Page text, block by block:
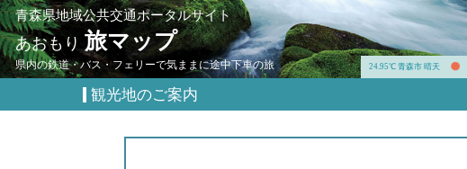
青森県地域公共交通ポータルサイト
あおもり 旅マップ
県内の鉄道・バス・フェリーで気ままに途中下車の旅 24.95℃ 青森市 晴天
観光地のご案内